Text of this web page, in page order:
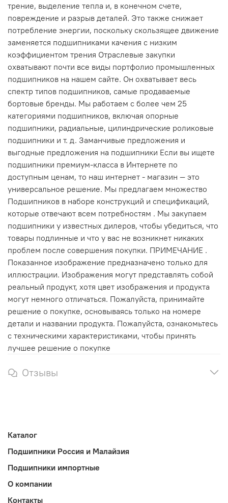
трение, выделение тепла и, в конечном счете,
повреждение и разрыв деталей. Это также снижает
потребление энергии, поскольку скользящее движение
заменяется подшипниками качения с низким
коэффициентом трения Отраслевые закупки
охватывают почти все виды портфолио промышленных
подшипников на нашем сайте. Он охватывает весь
спектр типов подшипников, самые продаваемые
бортовые бренды. Мы работаем с более чем 25
категориями подшипников, включая опорные
подшипники, радиальные, цилиндрические роликовые
подшипники и т. д. Заманчивые предложения и
выгодные предложения на подшипники Если вы ищете
подшипники премиум-класса в Интернете по
доступным ценам, то наш интернет - магазин — это
универсальное решение. Мы предлагаем множество
Подшипников в наборе конструкций и спецификаций,
которые отвечают всем потребностям . Мы закупаем
подшипники у известных дилеров, чтобы убедиться, что
товары подлинные и что у вас не возникнет никаких
проблем после совершения покупки. ПРИМЕЧАНИЕ .
Показанное изображение предназначено только для
иллюстрации. Изображения могут представлять собой
реальный продукт, хотя цвет изображения и продукта
могут немного отличаться. Пожалуйста, принимайте
решение о покупке, основываясь только на номере
детали и названии продукта. Пожалуйста, ознакомьтесь
с техническими характеристиками, чтобы принять
лучшее решение о покупке
Отзывы
Каталог
Подшипники Россия и Малайзия
Подшипники импортные
О компании
Контакты